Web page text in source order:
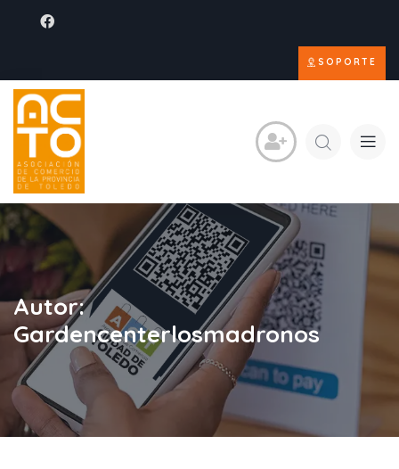
SOPORTE
Autor:
Gardencenterlosmadronos